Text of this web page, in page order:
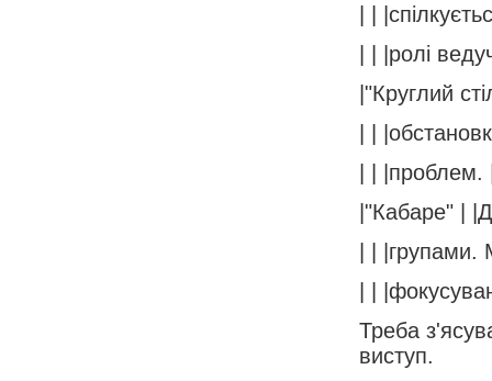
| |
| | |ролі
|"Круглий
| |
| | |проблем.
|"Кабаре" |
| | |групами.
| |
Треба
виступ.